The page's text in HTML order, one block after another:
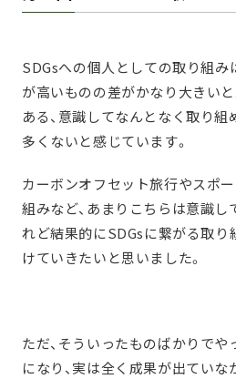
SDGsへの個人としての取り組
が高いものの差がかなり大きい
ある、意識してなんとなく取り
多くないと感じています。
カーボンオフセット旅行やスポ
組みなど、あまりこちらは意識
れど結果的にSDGsに繋がる取
けていきたいと思いました。
ただ、そういったものばかりで
になり、実は全く成果が出ていな